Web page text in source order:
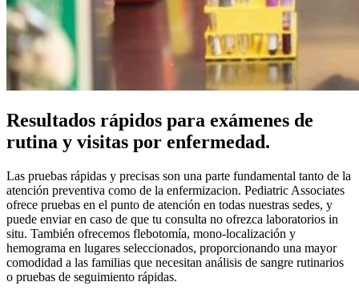
Resultados rápidos para exámenes de
rutina y visitas por enfermedad.
Las pruebas rápidas y precisas son una parte fundamental tanto de la
atención preventiva como de la enfermizacion. Pediatric Associates
ofrece pruebas en el punto de atención en todas nuestras sedes, y
puede enviar en caso de que tu consulta no ofrezca laboratorios in
situ. También ofrecemos flebotomía, mono-localización y
hemograma en lugares seleccionados, proporcionando una mayor
comodidad a las familias que necesitan análisis de sangre rutinarios
o pruebas de seguimiento rápidas.